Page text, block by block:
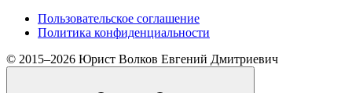
Пользовательское соглашение
Политика конфиденциальности
© 2015–2026 Юрист Волков Евгений Дмитриевич